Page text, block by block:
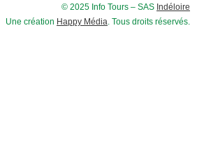
© 2025 Info Tours – SAS Indéloire
Une création Happy Média . Tous droits réservés.